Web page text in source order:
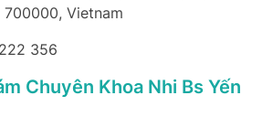
Vietnam
356
Chuyên Khoa Nhi Bs Yến